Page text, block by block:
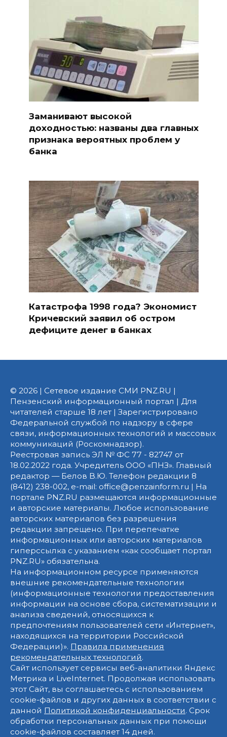
Заманивают высокой
доходностью: названы два главных
признака вероятных проблем у
банка
Катастрофа 1998 года? Экономист
Кричевский заявил об остром
дефиците денег в банках
© 2026 | Сетевое издание СМИ PNZ.RU |
Пензенский информационный портал | Для
читателей старше 18 лет | Зарегистрировано
Федеральной службой по надзору в сфере
связи, информационных технологий и массовых
коммуникаций (Роскомнадзор).
Реестровая запись ЭЛ № ФС 77 - 82747 от
18.02.2022 года. Учредитель ООО «ПНЗ». Главный
редактор — Белов В.Ю. Телефон редакции 8
(8412) 238-002, e-mail: office@penzainform.ru | На
портале PNZ.RU размещаются информационные
и авторские материалы. Любое использование
авторских материалов без разрешения
редакции запрещено. При перепечатке
информационных или авторских материалов
гиперссылка с указанием «как сообщает портал
PNZ.RU» обязательна.
На информационном ресурсе применяются
внешние рекомендательные технологии
(информационные технологии предоставления
информации на основе сбора, систематизации и
анализа сведений, относящихся к
предпочтениям пользователей сети «Интернет»,
находящихся на территории Российской
Федерации)». Правила применения
рекомендательных технологий.
Сайт использует сервисы веб-аналитики Яндекс
Метрика и LiveInternet. Продолжая использовать
этот Сайт, вы соглашаетесь с использованием
cookie-файлов и других данных в соответствии с
данной Политикой конфиденциальности. Срок
обработки персональных данных при помощи
cookie-файлов составляет 14 дней.